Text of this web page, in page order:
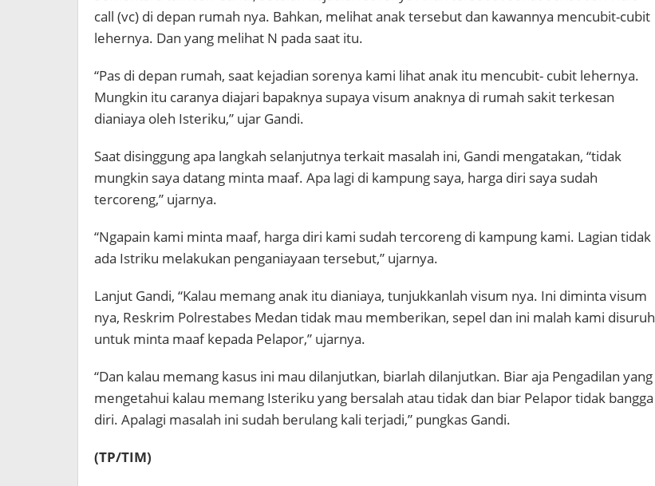
call (vc) di depan rumah nya. Bahkan, melihat anak tersebut dan kawannya mencubit-cubit
lehernya. Dan yang melihat N pada saat itu.
“Pas di depan rumah, saat kejadian sorenya kami lihat anak itu mencubit- cubit lehernya.
Mungkin itu caranya diajari bapaknya supaya visum anaknya di rumah sakit terkesan
dianiaya oleh Isteriku,” ujar Gandi.
Saat disinggung apa langkah selanjutnya terkait masalah ini, Gandi mengatakan, “tidak
mungkin saya datang minta maaf. Apa lagi di kampung saya, harga diri saya sudah
tercoreng,” ujarnya.
“Ngapain kami minta maaf, harga diri kami sudah tercoreng di kampung kami. Lagian tidak
ada Istriku melakukan penganiayaan tersebut,” ujarnya.
Lanjut Gandi, “Kalau memang anak itu dianiaya, tunjukkanlah visum nya. Ini diminta visum
nya, Reskrim Polrestabes Medan tidak mau memberikan, sepel dan ini malah kami disuruh
untuk minta maaf kepada Pelapor,” ujarnya.
“Dan kalau memang kasus ini mau dilanjutkan, biarlah dilanjutkan. Biar aja Pengadilan yang
mengetahui kalau memang Isteriku yang bersalah atau tidak dan biar Pelapor tidak bangga
diri. Apalagi masalah ini sudah berulang kali terjadi,” pungkas Gandi.
(TP/TIM)